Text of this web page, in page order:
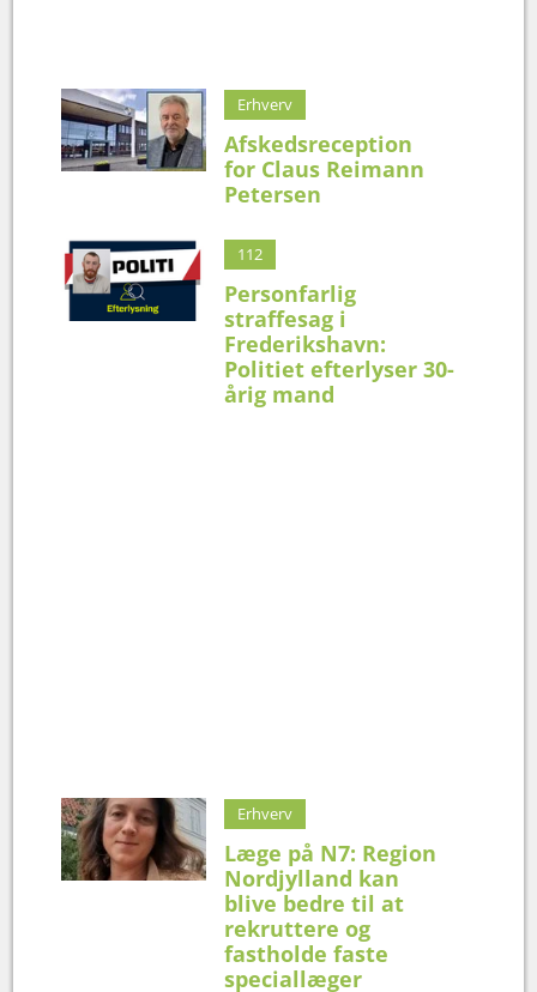
Erhverv
Afskedsreception
for Claus Reimann
Petersen
112
Personfarlig
straffesag i
Frederikshavn:
Politiet efterlyser 30-
årig mand
Erhverv
Læge på N7: Region
Nordjylland kan
blive bedre til at
rekruttere og
fastholde faste
speciallæger